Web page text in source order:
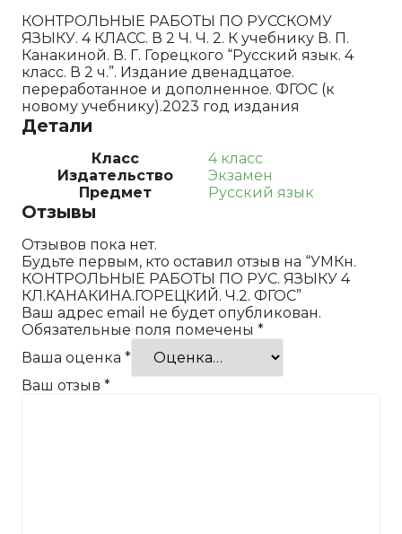
КОНТРОЛЬНЫЕ РАБОТЫ ПО РУССКОМУ
ЯЗЫКУ. 4 КЛАСС. В 2 Ч. Ч. 2. К учебнику В. П.
Канакиной. В. Г. Горецкого “Русский язык. 4
класс. В 2 ч.”. Издание двенадцатое.
переработанное и дополненное. ФГОС (к
новому учебнику).2023 год издания
Детали
Класс
4 класс
Издательство
Экзамен
Предмет
Русский язык
Отзывы
Отзывов пока нет.
Будьте первым, кто оставил отзыв на “УМКн.
КОНТРОЛЬНЫЕ РАБОТЫ ПО РУС. ЯЗЫКУ 4
КЛ.КАНАКИНА.ГОРЕЦКИЙ. Ч.2. ФГОС”
Ваш адрес email не будет опубликован.
Обязательные поля помечены *
Ваша оценка *
Ваш отзыв *